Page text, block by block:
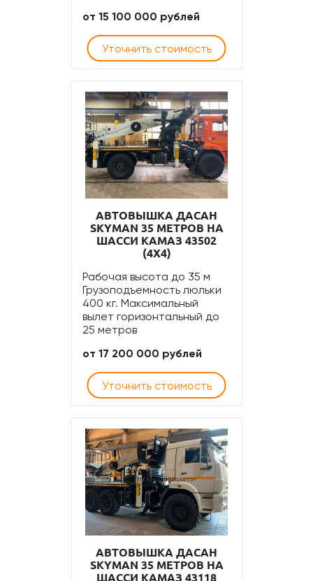
от 15 100 000 рублей
Уточнить стоимость
АВТОВЫШКА ДАСАН
SKYMAN 35 МЕТРОВ НА
ШАССИ КАМАЗ 43502
(4Х4)
Рабочая высота до 35 м
Грузоподъемность люльки
400 кг. Максимальный
вылет горизонтальный до
25 метров
от 17 200 000 рублей
Уточнить стоимость
АВТОВЫШКА ДАСАН
SKYMAN 35 МЕТРОВ НА
ШАССИ КАМАЗ 43118